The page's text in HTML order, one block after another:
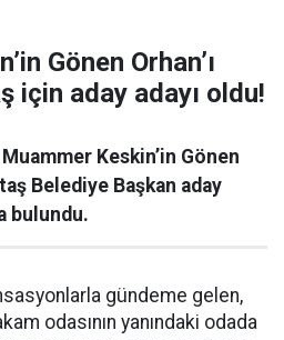
Gönen Orhan’ı
için aday adayı oldu!
Keskin’in Gönen
Belediye Başkan aday
bulundu.
gündeme gelen,
odasının yanındaki odada